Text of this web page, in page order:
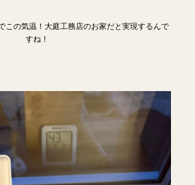
この気温！大庭工務店のお家だと実現するんで
すね！